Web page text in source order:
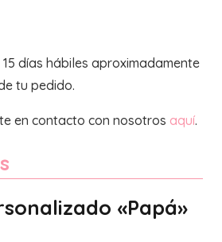
días hábiles aproximadamente
tu pedido.
en contacto con nosotros aquí.
«Papá»